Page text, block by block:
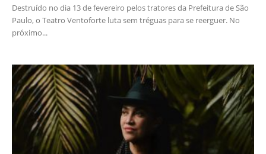
Destruído no dia 13 de fevereiro pelos tratores da Prefeitura de São
Paulo, o Teatro Ventoforte luta sem tréguas para se reerguer. No
próximo...